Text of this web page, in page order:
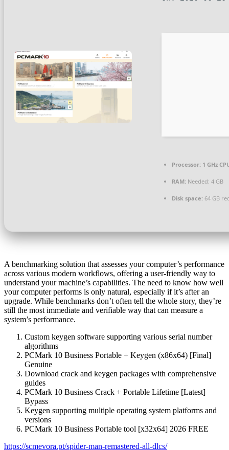
Processor: 1 GHz
RAM: Needed: 4 GB
Disk space: 64 GB
A benchmarking solution that assesses your computer’s performance
across various modern workflows, offering a user-friendly way to
understand your machine’s capabilities. The need to know how well
your computer performs is only natural, especially if it’s after an
upgrade. While benchmarks don’t often tell the whole story, they’re
still the most immediate and verifiable way that can measure a
system’s performance.
Custom keygen software supporting various serial number
algorithms
PCMark 10 Business Portable + Keygen (x86x64) [Final]
Genuine
Download crack and keygen packages with comprehensive
guides
PCMark 10 Business Crack + Portable Lifetime [Latest]
Bypass
Keygen supporting multiple operating system platforms and
versions
PCMark 10 Business Portable tool [x32x64] 2026 FREE
https://scmevora.pt/spider-man-remastered-all-dlcs/